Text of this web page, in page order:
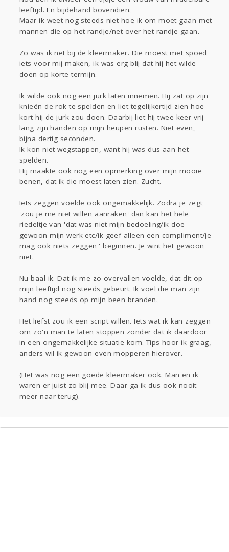
Gevraagd
Horen
Lezen
leeftijd. En bijdehand bovendien.
Maar ik weet nog steeds niet hoe ik om moet gaan met
mannen die op het randje/net over het randje gaan.
Zo was ik net bij de kleermaker. Die moest met spoed
iets voor mij maken, ik was erg blij dat hij het wilde
doen op korte termijn.
Ik wilde ook nog een jurk laten innemen. Hij zat op zijn
knieën de rok te spelden en liet tegelijkertijd zien hoe
kort hij de jurk zou doen. Daarbij liet hij twee keer vrij
lang zijn handen op mijn heupen rusten. Niet even,
bijna dertig seconden.
Ik kon niet wegstappen, want hij was dus aan het
spelden.
Hij maakte ook nog een opmerking over mijn mooie
benen, dat ik die moest laten zien. Zucht.
Iets zeggen voelde ook ongemakkelijk. Zodra je zegt
'zou je me niet willen aanraken' dan kan het hele
riedeltje van 'dat was niet mijn bedoeling/ik doe
gewoon mijn werk etc/ik geef alleen een compliment/je
mag ook niets zeggen'' beginnen. Je wint het gewoon
niet.
Nu baal ik. Dat ik me zo overvallen voelde, dat dit op
mijn leeftijd nog steeds gebeurt. Ik voel die man zijn
hand nog steeds op mijn been branden.
Het liefst zou ik een script willen. Iets wat ik kan zeggen
om zo'n man te laten stoppen zonder dat ik daardoor
in een ongemakkelijke situatie kom. Tips hoor ik graag,
anders wil ik gewoon even mopperen hierover.
(Het was nog een goede kleermaker ook. Man en ik
waren er juist zo blij mee. Daar ga ik dus ook nooit
meer naar terug).